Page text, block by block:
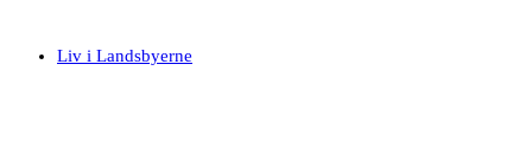
Liv i Landsbyerne